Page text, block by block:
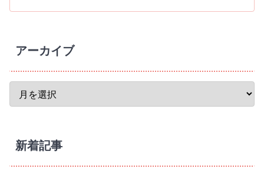
アーカイブ
新着記事